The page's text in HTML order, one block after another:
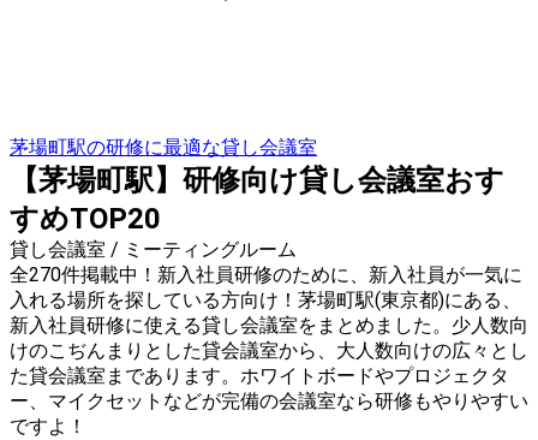
茅場町駅の研修に最適な貸し会議室
【茅場町駅】研修向け貸し会議室おす
すめTOP20
貸し会議室 / ミーティングルーム
全270件掲載中！新入社員研修のために、新入社員が一気に
入れる場所を探している方向け！茅場町駅(東京都)にある、
新入社員研修に使える貸し会議室をまとめました。少人数向
けのこぢんまりとした貸会議室から、大人数向けの広々とし
た貸会議室まであります。ホワイトボードやプロジェクタ
ー、マイクセットなどが完備の会議室なら研修もやりやすい
ですよ！